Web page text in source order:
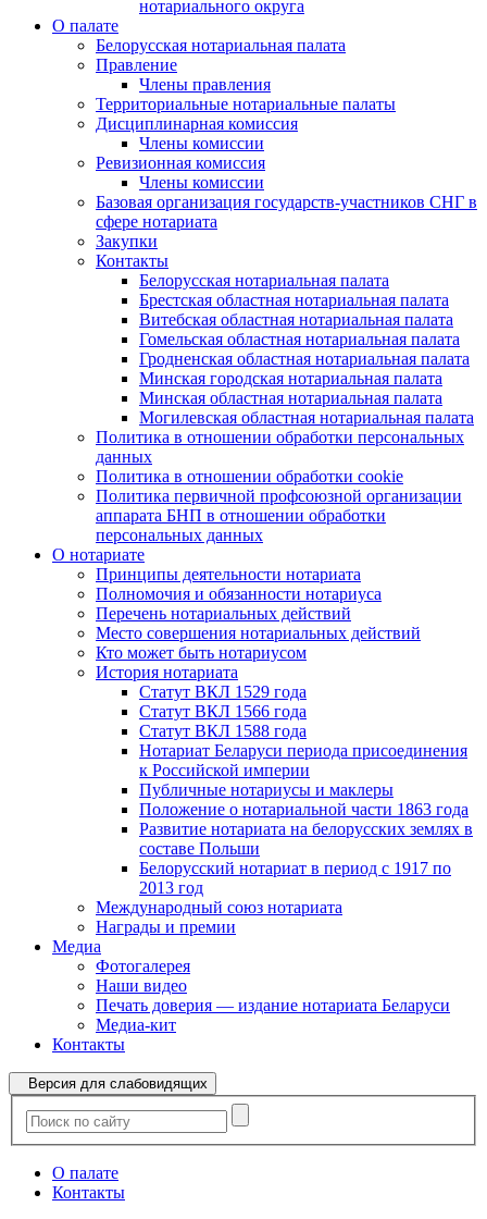
нотариального округа
О палате
Белорусская нотариальная палата
Правление
Члены правления
Территориальные нотариальные палаты
Дисциплинарная комиссия
Члены комиссии
Ревизионная комиссия
Члены комиссии
Базовая организация государств-участников СНГ в
сфере нотариата
Закупки
Контакты
Белорусская нотариальная палата
Брестская областная нотариальная палата
Витебская областная нотариальная палата
Гомельская областная нотариальная палата
Гродненская областная нотариальная палата
Минская городская нотариальная палата
Минская областная нотариальная палата
Могилевская областная нотариальная палата
Политика в отношении обработки персональных
данных
Политика в отношении обработки cookie
Политика первичной профсоюзной организации
аппарата БНП в отношении обработки
персональных данных
О нотариате
Принципы деятельности нотариата
Полномочия и обязанности нотариуса
Перечень нотариальных действий
Место совершения нотариальных действий
Кто может быть нотариусом
История нотариата
Статут ВКЛ 1529 года
Статут ВКЛ 1566 года
Статут ВКЛ 1588 года
Нотариат Беларуси периода присоединения
к Российской империи
Публичные нотариусы и маклеры
Положение о нотариальной части 1863 года
Развитие нотариата на белорусских землях в
составе Польши
Белорусский нотариат в период с 1917 по
2013 год
Международный союз нотариата
Награды и премии
Медиа
Фотогалерея
Наши видео
Печать доверия — издание нотариата Беларуси
Медиа-кит
Контакты
Версия для слабовидящих
О палате
Контакты